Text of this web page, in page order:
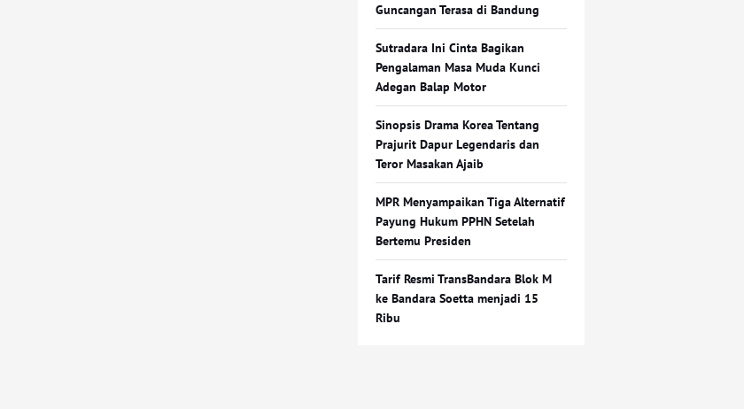
Guncangan Terasa di Bandung
Sutradara Ini Cinta Bagikan
Pengalaman Masa Muda Kunci
Adegan Balap Motor
Sinopsis Drama Korea Tentang
Prajurit Dapur Legendaris dan
Teror Masakan Ajaib
MPR Menyampaikan Tiga Alternatif
Payung Hukum PPHN Setelah
Bertemu Presiden
Tarif Resmi TransBandara Blok M
ke Bandara Soetta menjadi 15
Ribu